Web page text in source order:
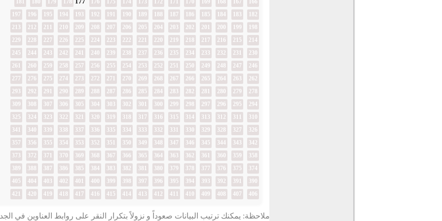
166
167
168
169
170
171
172
173
174
175
176
178
179
180
181
182
183
184
185
186
187
188
189
190
191
192
193
194
195
196
197
198
199
200
201
202
203
204
205
206
207
208
209
210
211
212
213
214
215
216
217
218
219
220
221
222
223
224
225
226
227
228
229
230
231
232
233
234
235
236
237
238
239
240
241
242
243
244
245
246
247
248
249
250
251
252
253
254
255
256
257
258
259
260
261
262
263
264
265
266
267
268
269
270
271
272
273
274
275
276
277
278
279
280
281
282
283
284
285
286
287
288
289
290
291
292
293
294
295
296
297
298
299
300
301
302
303
304
305
306
307
308
309
310
311
312
313
314
315
316
317
318
319
320
321
322
323
324
325
326
327
328
329
330
331
332
333
334
335
336
337
338
339
340
341
342
343
344
345
346
347
348
349
350
351
352
353
354
355
356
357
358
359
360
361
362
363
364
365
366
367
368
369
370
371
372
373
374
375
376
377
378
379
380
381
382
383
384
385
386
387
388
389
390
391
392
393
394
395
396
397
398
399
400
401
402
403
404
405
406
407
408
409
410
411
412
413
414
415
416
417
418
419
420
421
ملاحظة: يمكنك ترتيب البيانات صعوداً و نزولاً بتكرار النقر على روابط العناوين في